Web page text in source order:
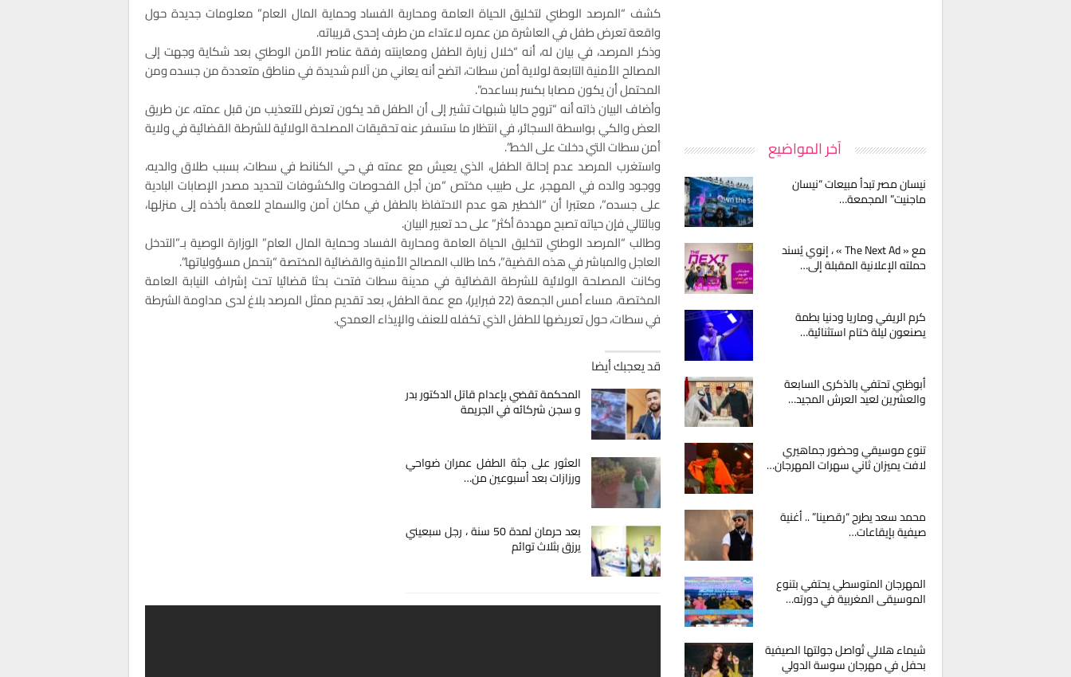
كشف “المرصد الوطني لتخليق الحياة العامة ومحاربة الفساد وحماية المال العام” معلومات جديدة حول
واقعة تعرض طفل في العاشرة من عمره لاعتداء من طرف إحدى قريباته.
وذكر المرصد، في بيان له، أنه “خلال زيارة الطفل ومعاينته رفقة عناصر الأمن الوطني بعد شكاية وجهت إلى
المصالح الأمنية التابعة لولاية أمن سطات، اتضح أنه يعاني من آلام شديدة في مناطق متعددة من جسده ومن
المحتمل أن يكون مصابا بكسر بساعده”.
وأضاف البيان ذاته أنه “تروج حاليا شبهات تشير إلى أن الطفل قد يكون تعرض للتعذيب من قبل عمته، عن طريق
العض والكي بواسطة السجائر، في انتظار ما ستسفر عنه تحقيقات المصلحة الولائية للشرطة القضائية في ولاية
أمن سطات التي دخلت على الخط”.
واستغرب المرصد عدم إحالة الطفل، الذي يعيش مع عمته في حي الكنانط في سطات، بسبب طلاق والديه،
ووجود والده في المهجر، على طبيب مختص “من أجل الفحوصات والكشوفات لتحديد مصدر الإصابات البادية
على جسده”، معتبرا أن “الخطير هو عدم الاحتفاظ بالطفل في مكان آمن والسماح للعمة بأخذه إلى منزلها،
وبالتالي فإن حياته تصبح مهددة أكثر” على حد تعبير البيان.
وطالب “المرصد الوطني لتخليق الحياة العامة ومحاربة الفساد وحماية المال العام” الوزارة الوصية بـ”التدخل
العاجل والمباشر في هذه القضية”، كما طالب المصالح الأمنية والقضائية المختصة “بتحمل مسؤولياتها”.
وكانت المصلحة الولائية للشرطة القضائية في مدينة سطات فتحت بحثا قضائيا تحت إشراف النيابة العامة
المختصة، مساء أمس الجمعة (22 فبراير)، مع عمة الطفل، بعد تقديم ممثل المرصد بلاغ لدى مداومة الشرطة
في سطات، حول تعريضها للطفل الذي تكفله للعنف والإيذاء العمدي.
قد يعجبك أيضا
المحكمة تقضي بإعدام قاتل الدكتور بدر
و سجن شركائه في الجريمة
العثور على جثة الطفل عمران ضواحي
ورزازات بعد أسبوعين من…
بعد حرمان لمدة 50 سنة ، رجل سبعيني
يرزق بثلاث توائم
آخر المواضيع
نيسان مصر تبدأ مبيعات “نيسان
ماجنيت” المجمعة…
مع « The Next Ad » ، إنوي يُسند
حملته الإعلانية المقبلة إلى…
كرم الريفي وماريا ودنيا بطمة
يصنعون ليلة ختام استثنائية…
أبوظبي تحتفي بالذكرى السابعة
والعشرين لعيد العرش المجيد…
تنوع موسيقي وحضور جماهيري
لافت يميزان ثاني سهرات المهرجان…
محمد سعد يطرح “رقصينا” .. أغنية
صيفية بإيقاعات…
المهرجان المتوسطي يحتفي بتنوع
الموسيقى المغربية في دورته…
شيماء هلالي تُواصل جولتها الصيفية
بحفل في مهرجان سوسة الدولي